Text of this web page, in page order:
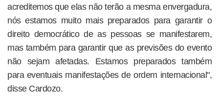
acreditemos que elas não terão a mesma envergadura,
nós estamos muito mais preparados para garantir o
direito democrático de as pessoas se manifestarem,
mas também para garantir que as previsões do evento
não sejam afetadas. Estamos preparados também
para eventuais manifestações de ordem internacional",
disse Cardozo.